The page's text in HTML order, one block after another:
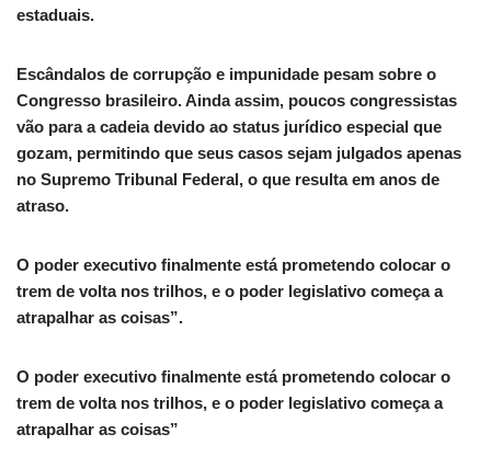
estaduais.
Escândalos de corrupção e impunidade pesam sobre o
Congresso brasileiro. Ainda assim, poucos congressistas
vão para a cadeia devido ao status jurídico especial que
gozam, permitindo que seus casos sejam julgados apenas
no Supremo Tribunal Federal, o que resulta em anos de
atraso.
O poder executivo finalmente está prometendo colocar o
trem de volta nos trilhos, e o poder legislativo começa a
atrapalhar as coisas”.
O poder executivo finalmente está prometendo colocar o
trem de volta nos trilhos, e o poder legislativo começa a
atrapalhar as coisas”